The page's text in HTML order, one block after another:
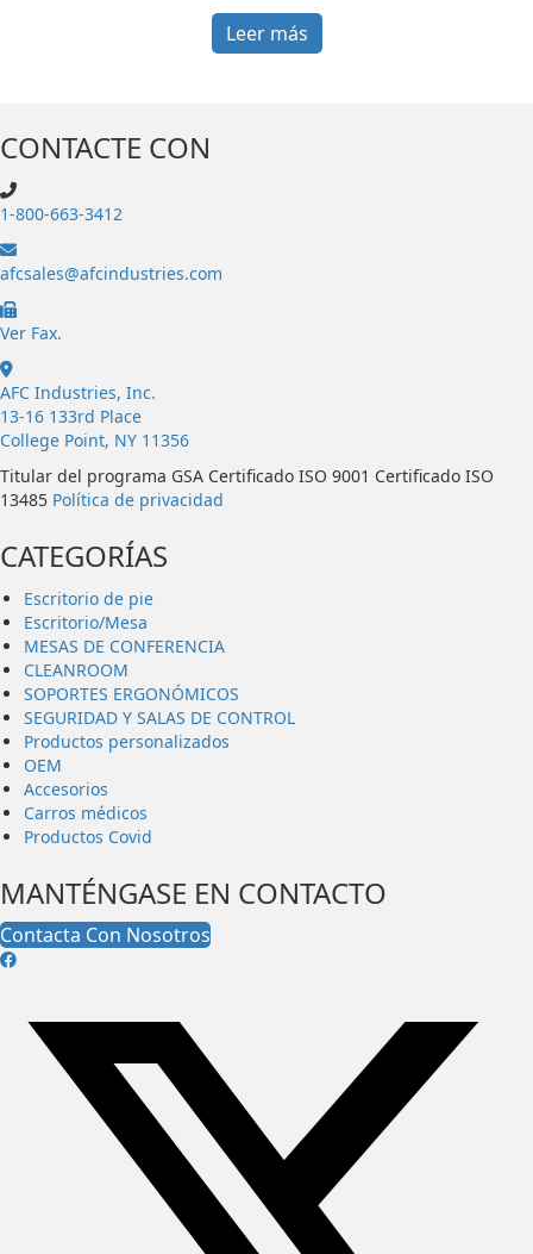
Leer más
CONTACTE CON
1-800-663-3412
afcsales@afcindustries.com
https://afcindustries.com/contact/#:~:text=Fax
Ver Fax.
AFC Industries, Inc.
13-16 133rd Place
College Point, NY 11356
Titular del programa GSA Certificado ISO 9001 Certificado ISO
13485 Política de privacidad
CATEGORÍAS
Escritorio de pie
Escritorio/Mesa
MESAS DE CONFERENCIA
CLEANROOM
SOPORTES ERGONÓMICOS
SEGURIDAD Y SALAS DE CONTROL
Productos personalizados
OEM
Accesorios
Carros médicos
Productos Covid
MANTÉNGASE EN CONTACTO
Contacta Con Nosotros